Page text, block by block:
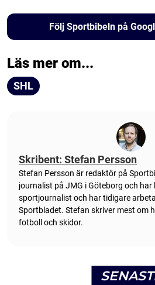
Följ Sportbibeln på
Läs mer om...
SHL
Skribent: Stefan Persson
Stefan Persson är redaktör på
journalist på JMG i Göteborg och
sportjournalist och har tidigare
Sportbladet. Stefan skriver mest om
fotboll och skidor.